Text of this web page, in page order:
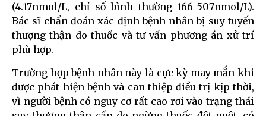
(4.17nmol/L, chỉ số bình thường 166-507nmol/L).
Bác sĩ chẩn đoán xác định bệnh nhân bị suy tuyến
thượng thận do thuốc và tư vấn phương án xử trí
phù hợp.
Trường hợp bệnh nhân này là cực kỳ may mắn khi
được phát hiện bệnh và can thiệp điều trị kịp thời,
vì người bệnh có nguy cơ rất cao rơi vào trạng thái